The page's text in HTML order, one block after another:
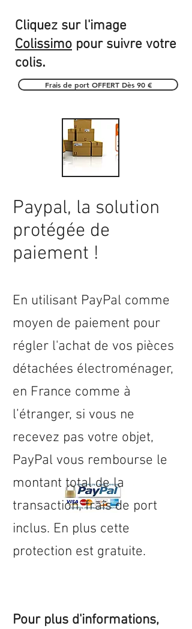
Cliquez sur l'image
Colissimo pour suivre votre
colis.
Frais de port OFFERT Dès 90 €
Paypal, la solution
protégée de
paiement !
En utilisant PayPal comme
moyen de paiement pour
régler l'achat de vos pièces
détachées électroménager,
en France comme à
l’étranger, si vous ne
recevez pas votre objet,
PayPal vous rembourse le
montant total de la
transaction, frais de port
inclus. En plus cette
protection est gratuite.
Pour plus d'informations,